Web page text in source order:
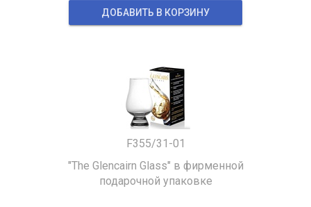
ДОБАВИТЬ В КОРЗИНУ
F355/31-01
"The Glencairn Glass" в фирменной
подарочной упаковке